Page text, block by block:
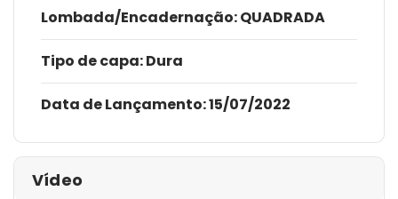
Lombada/Encadernação: QUADRADA
Tipo de capa:Dura
Data de Lançamento:15/07/2022
Vídeo